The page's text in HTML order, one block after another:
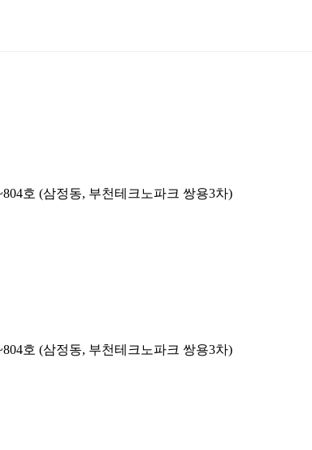
호 (삼정동, 부천테크노파크 쌍용3차)
호 (삼정동, 부천테크노파크 쌍용3차)